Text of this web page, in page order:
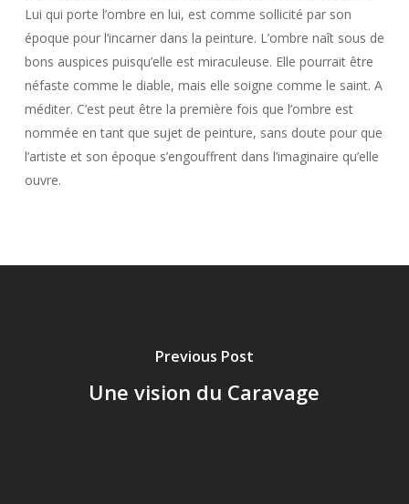
Lui qui porte l’ombre en lui, est comme sollicité par son
époque pour l’incarner dans la peinture. L’ombre naît sous de
bons auspices puisqu’elle est miraculeuse. Elle pourrait être
néfaste comme le diable, mais elle soigne comme le saint. A
méditer. C’est peut être la première fois que l’ombre est
nommée en tant que sujet de peinture, sans doute pour que
l’artiste et son époque s’engouffrent dans l’imaginaire qu’elle
ouvre.
Previous Post
Une vision du Caravage